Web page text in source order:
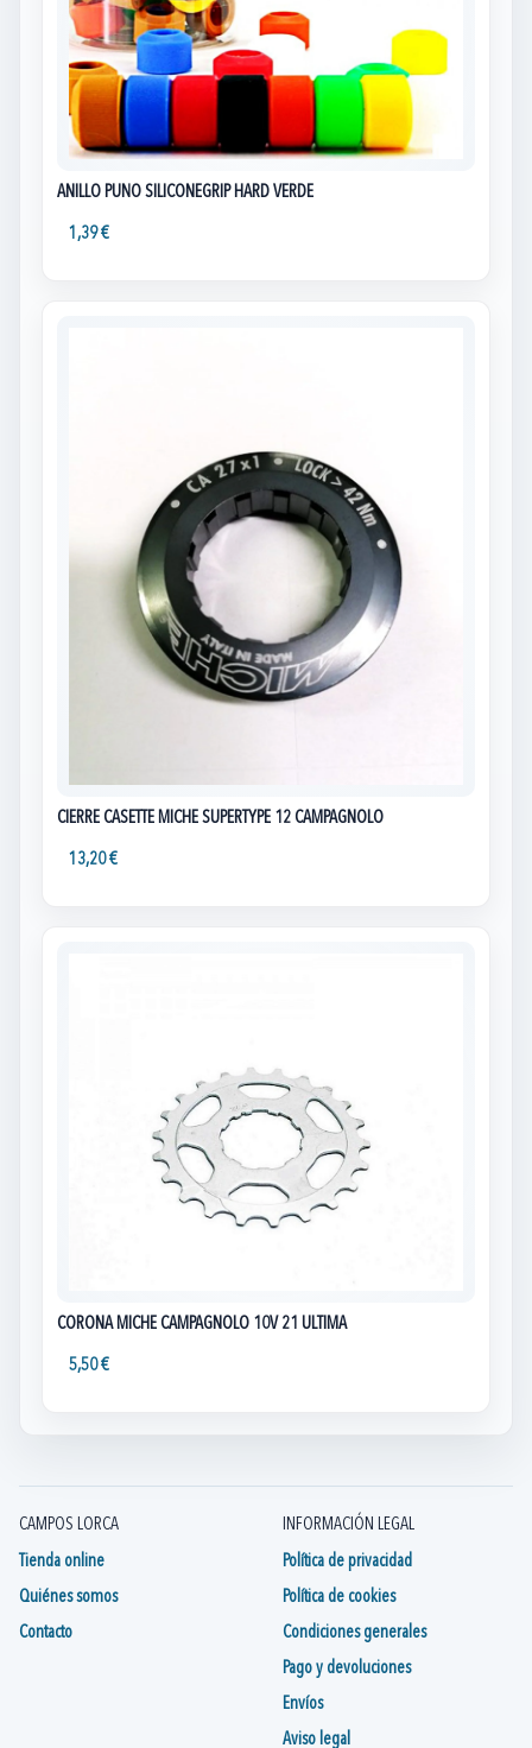
ANILLO PUÑO SILICONEGRIP HARD VERDE
1,39 €
CIERRE CASETTE MICHE SUPERTYPE 12 CAMPAGNOLO
13,20 €
CORONA MICHE CAMPAGNOLO 10V 21 ULTIMA
5,50 €
CAMPOS LORCA
Tienda online
Quiénes somos
Contacto
INFORMACIÓN LEGAL
Política de privacidad
Política de cookies
Condiciones generales
Pago y devoluciones
Envíos
Aviso legal